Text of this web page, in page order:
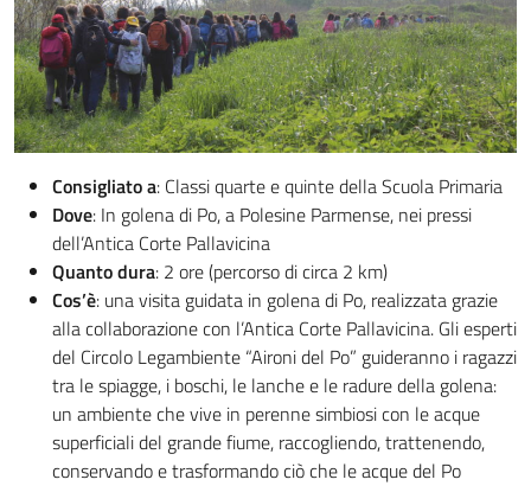
Consigliato a: Classi quarte e quinte della Scuola Primaria
Dove: In golena di Po, a Polesine Parmense, nei pressi
dell’Antica Corte Pallavicina
Quanto dura: 2 ore (percorso di circa 2 km)
Cos’è: una visita guidata in golena di Po, realizzata grazie
alla collaborazione con l’Antica Corte Pallavicina. Gli esperti
del Circolo Legambiente “Aironi del Po” guideranno i ragazzi
tra le spiagge, i boschi, le lanche e le radure della golena:
un ambiente che vive in perenne simbiosi con le acque
superficiali del grande fiume, raccogliendo, trattenendo,
conservando e trasformando ciò che le acque del Po